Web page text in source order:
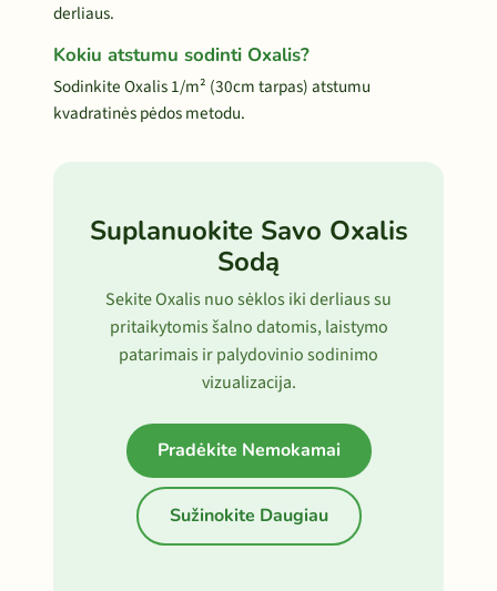
derliaus.
Kokiu atstumu sodinti Oxalis?
Sodinkite Oxalis 1/m² (30cm tarpas) atstumu
kvadratinės pėdos metodu.
Suplanuokite Savo Oxalis
Sodą
Sekite Oxalis nuo sėklos iki derliaus su
pritaikytomis šalno datomis, laistymo
patarimais ir palydovinio sodinimo
vizualizacija.
Pradėkite Nemokamai
Sužinokite Daugiau